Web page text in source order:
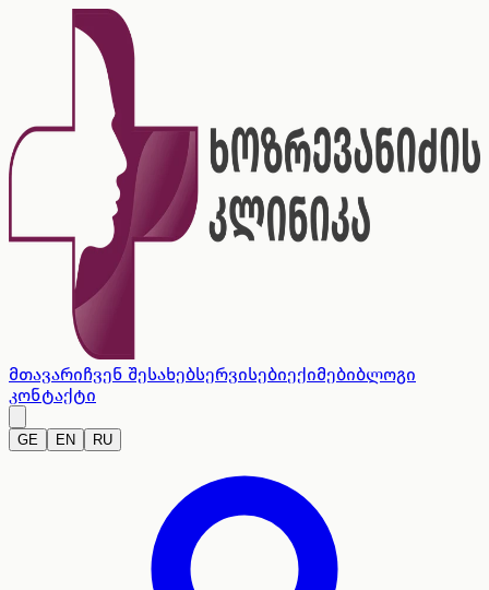
მთავარიჩვენ შესახებსერვისებიექიმებიბლოგი
კონტაქტი
GE EN RU